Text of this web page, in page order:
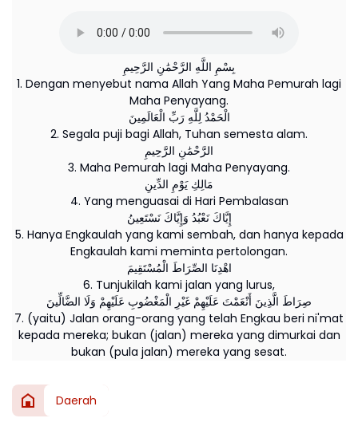
بِسْمِ اللَّهِ الرَّحْمَٰنِ الرَّحِيمِ
1. Dengan menyebut nama Allah Yang Maha Pemurah lagi
Maha Penyayang.
الْحَمْدُ لِلَّهِ رَبِّ الْعَالَمِينَ
2. Segala puji bagi Allah, Tuhan semesta alam.
الرَّحْمَٰنِ الرَّحِيمِ
3. Maha Pemurah lagi Maha Penyayang.
مَالِكِ يَوْمِ الدِّينِ
4. Yang menguasai di Hari Pembalasan
إِيَّاكَ نَعْبُدُ وَإِيَّاكَ نَسْتَعِينُ
5. Hanya Engkaulah yang kami sembah, dan hanya kepada
Engkaulah kami meminta pertolongan.
اهْدِنَا الصِّرَاطَ الْمُسْتَقِيمَ
6. Tunjukilah kami jalan yang lurus,
صِرَاطَ الَّذِينَ أَنْعَمْتَ عَلَيْهِمْ غَيْرِ الْمَغْضُوبِ عَلَيْهِمْ وَلَا الضَّالِّينَ
7. (yaitu) Jalan orang-orang yang telah Engkau beri ni'mat
kepada mereka; bukan (jalan) mereka yang dimurkai dan
bukan (pula jalan) mereka yang sesat.
Daerah